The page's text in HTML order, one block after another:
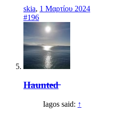
skia, 1 Μαρτίου 2024
#196
H̶a̶u̶n̶t̶e̶d̶
Iagos said: ↑